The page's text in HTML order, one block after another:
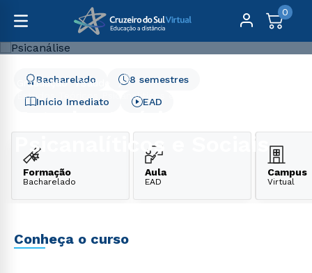
0
Graduação
Saúde
Estudos Teóricos Psicanalíticos e Sociais
Psicanalíticos e Sociais
Início Imediato
8 semestres
Bacharelado
EAD
Formação
Bacharelado
Aula
EAD
Campus
Virtual
Conheça o curso